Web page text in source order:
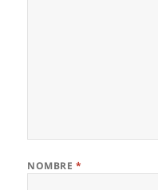
NOMBRE *